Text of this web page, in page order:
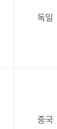
독일
중국